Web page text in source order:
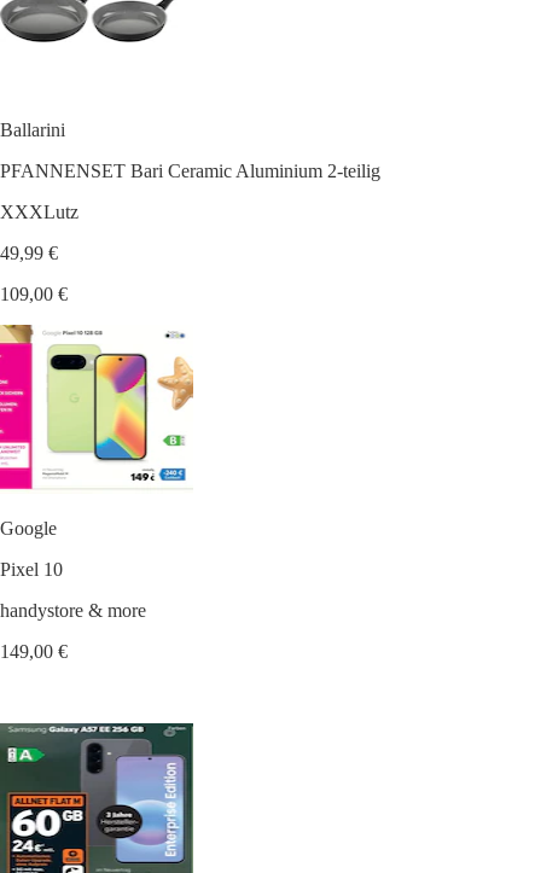
Ballarini
PFANNENSET Bari Ceramic Aluminium 2-teilig
XXXLutz
49,99 €
109,00 €
Google
Pixel 10
handystore & more
149,00 €